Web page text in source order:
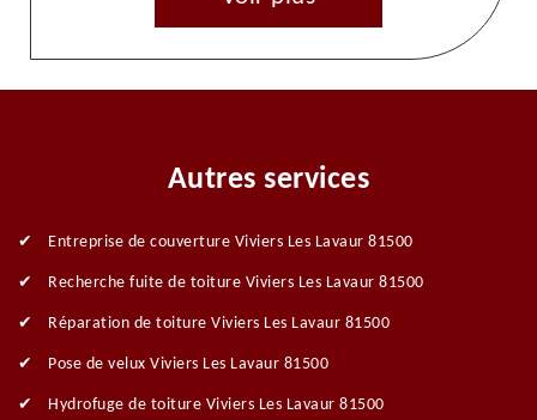
Autres services
Entreprise de couverture Viviers Les Lavaur 81500
Recherche fuite de toiture Viviers Les Lavaur 81500
Réparation de toiture Viviers Les Lavaur 81500
Pose de velux Viviers Les Lavaur 81500
Hydrofuge de toiture Viviers Les Lavaur 81500